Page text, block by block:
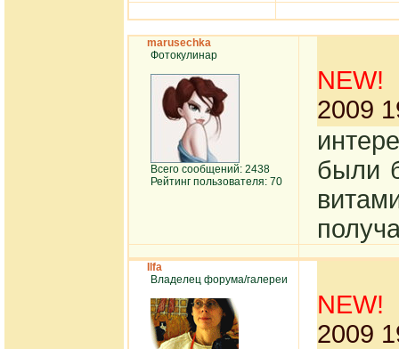
marusechka
Фотокулинар
Всего сообщений: 2438
Рейтинг пользователя: 70
NEW!
2009
были
Ilfa
Владелец форума/галереи
NEW!
2009